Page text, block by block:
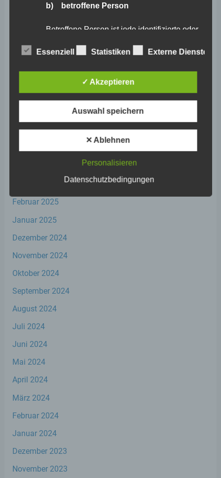
Januar 2026
Dezember 2025
August 2025
Juni 2025
Mai 2025
Februar 2025
Januar 2025
Dezember 2024
November 2024
Oktober 2024
September 2024
August 2024
Juli 2024
Juni 2024
Mai 2024
April 2024
März 2024
Februar 2024
Januar 2024
Dezember 2023
November 2023
b) betroffene Person
Betroffene Person ist jede identifizierte oder
personenbezogene Daten von dem für die
Verarbeitung Verantwortlichen verarbeitet
c) Verarbeitung
Verarbeitung ist jeder mit oder ohne Hilfe
automatisierter Verfahren ausgeführte
Vorgang oder jede solche Vorgangsreihe im
Zusammenhang mit personenbezogenen
Daten wie das Erheben, das Erfassen, die
die Anpassung oder Veränderung, das
die Offenlegung durch Übermittlung,
Verbreitung oder eine andere Form der
Bereitstellung, den Abgleich oder die
Löschen oder die Vernichtung.
d) Einschränkung der Verarbeitung
Einschränkung der Verarbeitung ist die
personenbezogener Daten mit dem Ziel,
Profiling ist jede Art der automatisierten
die darin besteht, dass diese
werden, um bestimmte persönliche
beziehen, zu bewerten, insbesondere, um
wirtschaftlicher Lage, Gesundheit,
Zuverlässigkeit, Verhalten, Aufenthaltsort
Essenziell Statistiken Externe Dienste
✓ Akzeptieren
Auswahl speichern
✕ Ablehnen
Personalisieren
Datenschutzbedingungen